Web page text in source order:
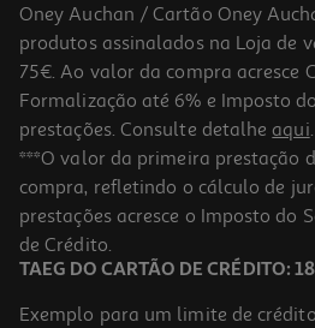
-10%
Está Um Unicórnio Preso No Meu Livro
11.97 €/un
13,30 € PVP de editor
11,97 €
Oney Auchan / Cartão Oney
produtos assinalados na Loja de
75€. Ao valor da compra acresce
Formalização até 6% e Imposto
prestações. Consulte detalhe aqui.
***O valor da primeira prestação
compra, refletindo o cálculo de
prestações acresce o Imposto do
de Crédito.
TAEG DO CARTÃO DE CRÉDITO:
Exemplo para um limite de